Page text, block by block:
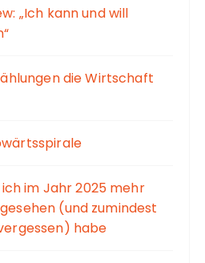
„Ich kann und will
die Wirtschaft
ich im Jahr 2025 mehr
(und zumindest
habe